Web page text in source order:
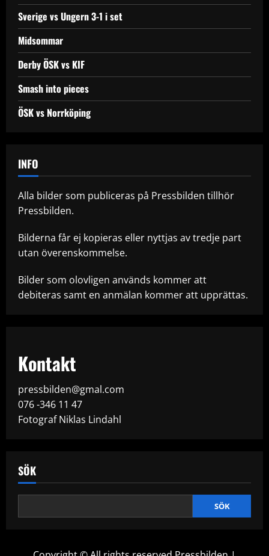
Sverige vs Ungern 3-1 i set
Midsommar
Derby ÖSK vs KIF
Smash into pieces
ÖSK vs Norrköping
INFO
Alla bilder som publiceras på Pressbilden tillhör
Pressbilden.
Bilderna får ej kopieras eller nyttjas av tredje part
utan överenskommelse.
Bilder som olovligen används kommer att
debiteras samt en anmälan kommer att upprättas.
Kontakt
pressbilden@gmal.com
076 -346 11 47
Fotograf Niklas Lindahl
SÖK
SÖK